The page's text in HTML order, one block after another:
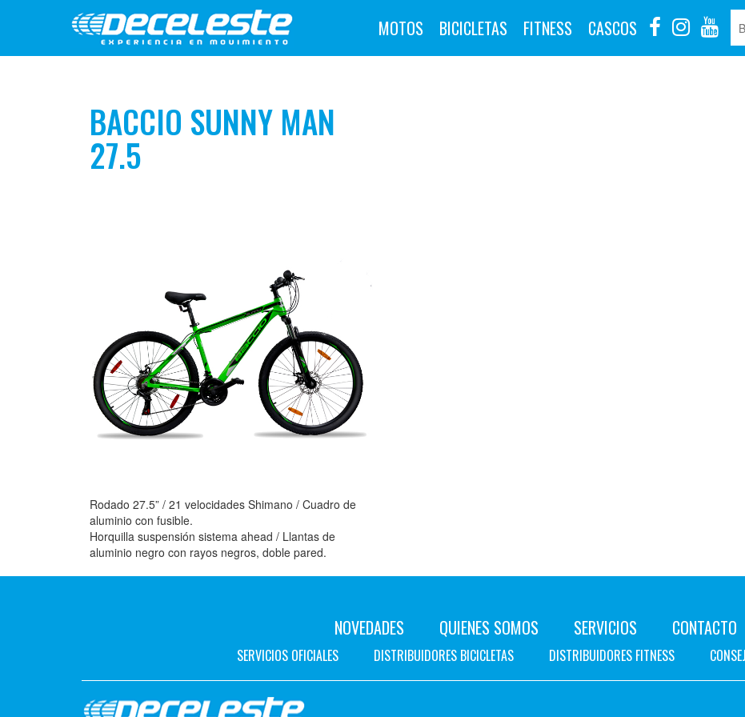
MOTOS BICICLETAS FITNESS CASCOS
BACCIO SUNNY MAN
27.5
Rodado 27.5” / 21 velocidades Shimano / Cuadro de
aluminio con fusible.
Horquilla suspensión sistema ahead / Llantas de
aluminio negro con rayos negros, doble pared.
NOVEDADES QUIENES SOMOS SERVICIOS CONTACTO
SERVICIOS OFICIALES DISTRIBUIDORES BICICLETAS DISTRIBUIDORES FITNESS